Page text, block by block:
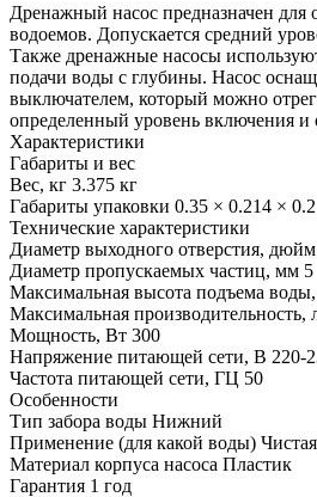
Дренажный насос предназначен для
водоемов. Допускается средний
Также дренажные насосы
подачи воды с глубины. Насос
выключателем, который можно
определенный уровень включения и
Характеристики
Габариты и вес
Вес, кг 3.375 кг
Габариты упаковки 0.35 × 0.214 ×
Технические характеристики
Диаметр выходного отверстия, дюйм
Диаметр пропускаемых частиц, мм 5
Максимальная высота подъема
Максимальная производительность,
Мощность, Вт 300
Напряжение питающей сети, В 220-
Частота питающей сети, ГЦ 50
Особенности
Тип забора воды Нижний
Применение (для какой воды) Чистая
Материал корпуса насоса Пластик
Гарантия 1 год